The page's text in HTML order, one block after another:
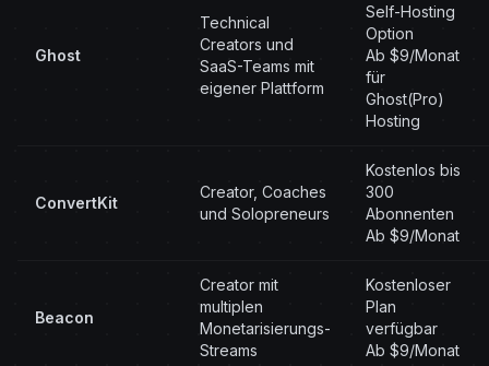
Ghost
Technical
Creators und
SaaS-Teams mit
eigener Plattform
Self-Hosting
Option
Ab $9/Monat
für
Ghost(Pro)
Hosting
ConvertKit
Creator, Coaches
und Solopreneurs
Kostenlos bis
300
Abonnenten
Ab $9/Monat
Beacon
Creator mit
multiplen
Monetarisierungs-
Streams
Kostenloser
Plan
verfügbar
Ab $9/Monat